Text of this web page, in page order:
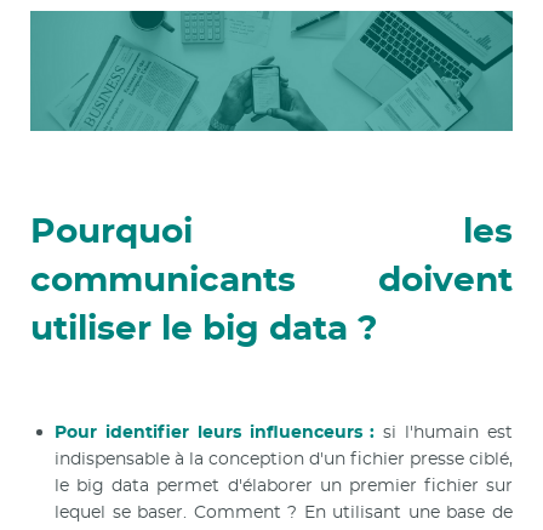
Pourquoi les
communicants doivent
utiliser le big data ?
Pour identifier leurs influenceurs : si l'humain est
indispensable à la conception d'un fichier presse ciblé,
le big data permet d'élaborer un premier fichier sur
lequel se baser. Comment ? En utilisant une base de